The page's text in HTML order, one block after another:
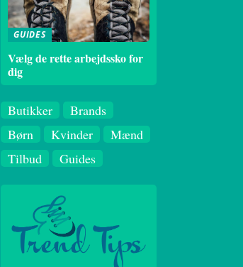
GUIDES
Vælg de rette arbejdssko for
dig
Butikker
Brands
Børn
Kvinder
Mænd
Tilbud
Guides